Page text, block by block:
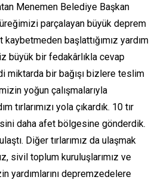
Menemen Belediye Başkan
parçalayan büyük deprem
başlattığımız yardım
büyük bir fedakârlıkla cevap
miktarda bir bağışı bizlere teslim
yoğun çalışmalarıyla
tırlarımızı yola çıkardık. 10 tır
daha afet bölgesine gönderdik.
Diğer tırlarımız da ulaşmak
sivil toplum kuruluşlarımız ve
yardımlarını depremzedelere